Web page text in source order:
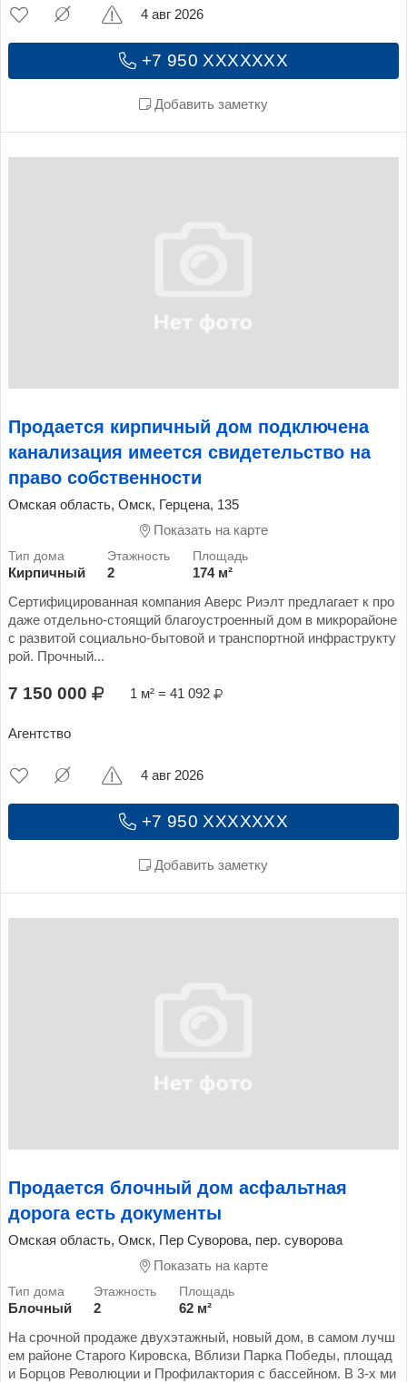
+7 950 XXXXXXX
Добавить заметку
4 авг 2026
Продается кирпичный дом подключена
канализация имеется свидетельство на
право собственности
Омская область, Омск, Герцена, 135
Показать на карте
Кирпичный 2
174 м²
Сертифицированная компания Аверс Риэлт предлагает к про
даже отдельно-стоящий благоустроенный дом в микрорайоне
с развитой социально-бытовой и транспортной инфраструкту
рой. Прочный...
7 150 000 1 м² = 41 092
Агентство
+7 950 XXXXXXX
Добавить заметку
4 авг 2026
Продается блочный дом асфальтная
дорога есть документы
Омская область, Омск, Пер Суворова, пер. суворова
Показать на карте
Блочный 2
62 м²
На срочной продаже двухэтажный, новый дом, в самом лучш
ем районе Старого Кировска, Вблизи Парка Победы, площад
и Борцов Революции и Профилактория с бассейном. В 3-х ми